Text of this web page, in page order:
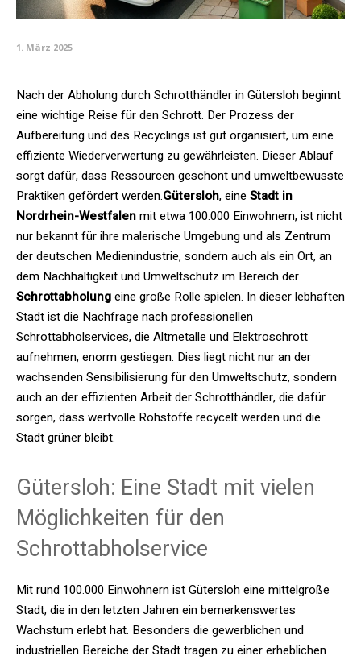
1. März 2025
Nach der Abholung durch Schrotthändler in Gütersloh beginnt
eine wichtige Reise für den Schrott. Der Prozess der
Aufbereitung und des Recyclings ist gut organisiert, um eine
effiziente Wiederverwertung zu gewährleisten. Dieser Ablauf
sorgt dafür, dass Ressourcen geschont und umweltbewusste
Praktiken gefördert werden.Gütersloh, eine Stadt in
Nordrhein-Westfalenmit etwa 100.000 Einwohnern, ist nicht
nur bekannt für ihre malerische Umgebung und als Zentrum
der deutschen Medienindustrie, sondern auch als ein Ort, an
dem Nachhaltigkeit und Umweltschutz im Bereich der
Schrottabholungeine große Rolle spielen. In dieser lebhaften
Stadt ist die Nachfrage nach professionellen
Schrottabholservices, die Altmetalle und Elektroschrott
aufnehmen, enorm gestiegen. Dies liegt nicht nur an der
wachsenden Sensibilisierung für den Umweltschutz, sondern
auch an der effizienten Arbeit der Schrotthändler, die dafür
sorgen, dass wertvolle Rohstoffe recycelt werden und die
Stadt grüner bleibt.
Gütersloh: Eine Stadt mit vielen
Möglichkeiten für den
Schrottabholservice
Mit rund 100.000 Einwohnern ist Gütersloh eine mittelgroße
Stadt, die in den letzten Jahren ein bemerkenswertes
Wachstum erlebt hat. Besonders die gewerblichen und
industriellen Bereiche der Stadt tragen zu einer erheblichen